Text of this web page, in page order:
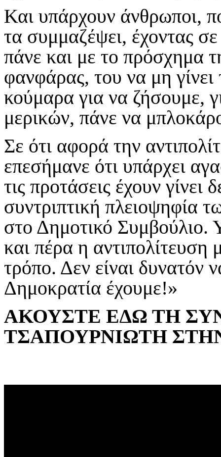
Και υπάρχουν άνθρωποι,
τα συμμαζέψει, έχοντας
πάνε και με το πρόσχημα
φανφάρας, του να μη
κούμαρα για να ζήσουμε,
μερικών, πάνε να
Σε ότι αφορά την
επεσήμανε ότι υπάρχει
τις προτάσεις έχουν γίνει
συντριπτική πλειοψηφία
στο Δημοτικό Συμβούλιο.
και πέρα η αντιπολίτευση
τρόπο. Δεν είναι
Δημοκρατία έχουμε!»
ΑΚΟΥΣΤΕ ΕΔΩ ΤΗ
ΤΣΑΠΟΥΡΝΙΩΤΗ